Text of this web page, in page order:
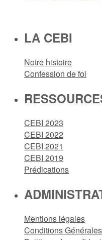
LA CEBI
Notre histoire
Confession de foi
CEBI 2023
CEBI 2022
CEBI 2021
CEBI 2019
Prédications
Mentions légales
Conditions